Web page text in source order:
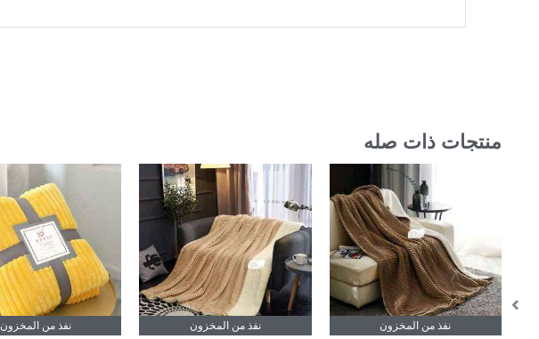
منتجات ذات صله
نفذ من المخزون نفذ من المخزون نفذ من المخزون